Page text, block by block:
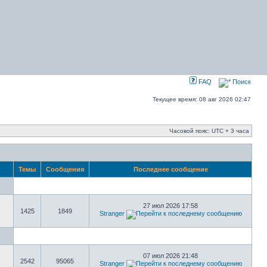
FAQ Поиск
Текущее время: 08 авг 2026 02:47
Часовой пояс: UTC + 3 часа
Темы Сообщения Последнее сообщение
1425 1849
27 июл 2026 17:58
Stranger
2542 95065
07 июл 2026 21:48
Stranger